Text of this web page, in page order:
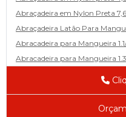
Abraçadeira em Nylon Preta
Abraçadeira Latão Para
Abracadeira para Mangueira
Abracadeira para Mangueira
Abracadeira para Mangueira 1/
Abracadeira para Mangueira 2"